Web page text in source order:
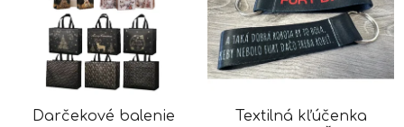
Darčekové balenie
Textilná kľúčenka